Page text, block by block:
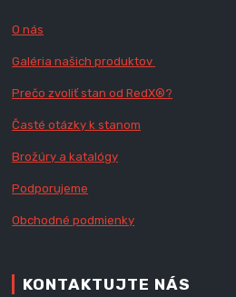
O nás
Galéria našich produktov
Prečo zvoliť stan od RedX®?
Časté otázky k stanom
Brožúry a katalógy
Podporujeme
Obchodné podmienky
KONTAKTUJTE NÁS